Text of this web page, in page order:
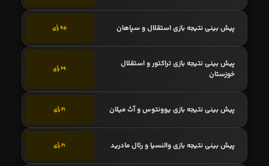
پیش بینی نتیجه بازی استقلال و سپاهان 95 رأی
پیش بینی نتیجه بازی تراکتور و استقلال
خوزستان
69 رأی
پیش بینی نتیجه بازی یوونتوس و آث میلان 21 رأی
پیش بینی نتیجه بازی والنسیا و رئال مادرید 21 رأی